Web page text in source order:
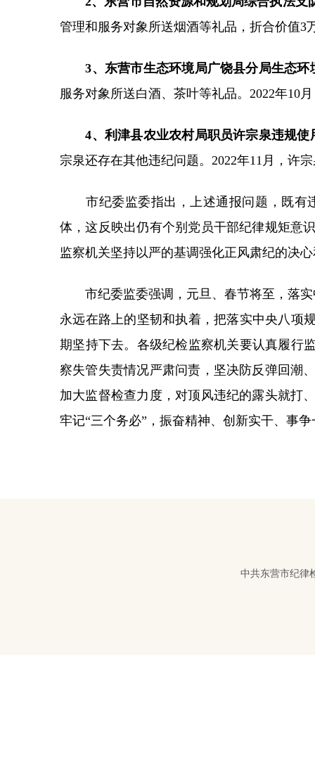
管理和服务对象所送烟酒等礼品，折合价值3
3、东营市生态环境局广饶县分局生态
服务对象所送白酒、茶叶等礼品。2022年10
4、利津县农业农村局职员许宗泉违规使
宗泉还存在其他违纪问题。2022年11月，许
市纪委监委指出，上述通报问题，既有
体，这反映出仍有个别党员干部纪律规矩意
监察机关坚持以严的基调强化正风肃纪的决
市纪委监委强调，元旦、春节将至，落实
永远在路上的坚韧和执着，把落实中央八项
期坚持下去。各级纪检监察机关要认真履行
察失管失责情况严肃问责，坚决防反弹回潮
加大监督检查力度，对顶风违纪的露头就打
牢记“三个务必”，振奋精神、创新实干、事
中共东营市纪